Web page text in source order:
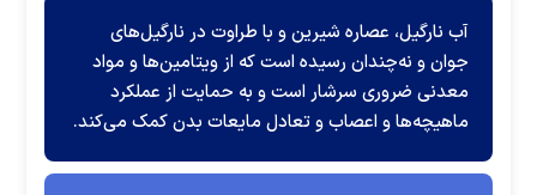
آب نارگیل، عصاره شیرین و با طراوت در نارگیل‌های
جوان و نه‌چندان رسیده است که از ویتامین‌ها و مواد
معدنی ضروری سرشار است و به حمایت از عملکرد
ماهیچه‌ها و اعصاب و تعادل مایعات بدن کمک می‌کند.